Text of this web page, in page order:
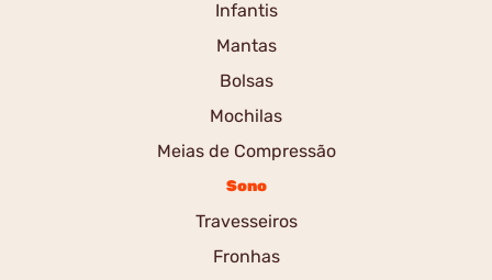
Infantis
Mantas
Bolsas
Mochilas
Meias de Compressão
Sono
Travesseiros
Fronhas